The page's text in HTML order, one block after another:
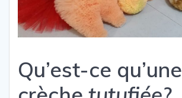
Qu’est-ce qu’une